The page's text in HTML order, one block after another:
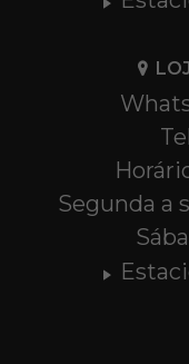
Segunda a